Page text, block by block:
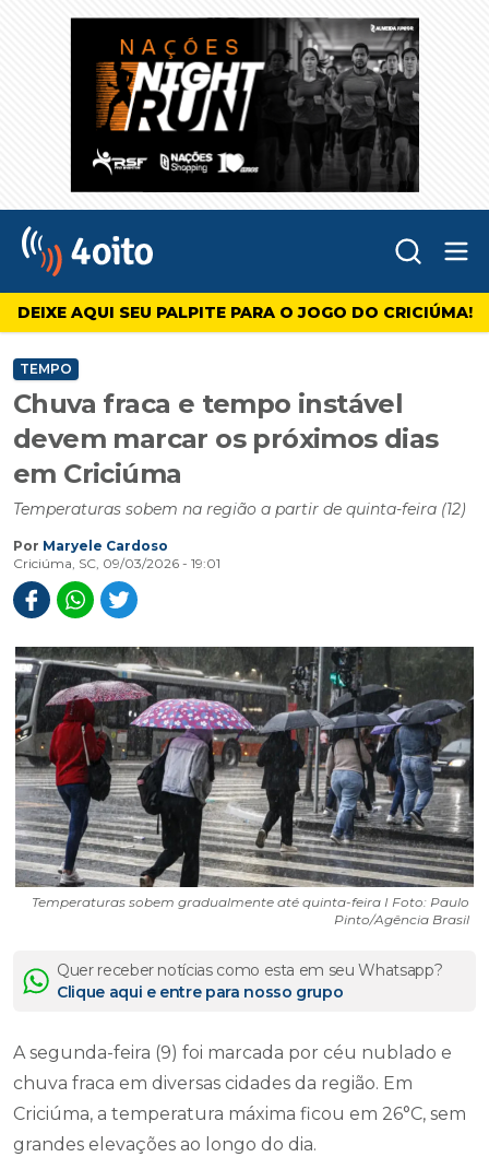
4oito
DEIXE AQUI SEU PALPITE PARA O JOGO DO CRICIÚMA!
TEMPO
Chuva fraca e tempo instável
devem marcar os próximos dias
em Criciúma
Temperaturas sobem na região a partir de quinta-feira (12)
Por Maryele Cardoso
Criciúma, SC, 09/03/2026 - 19:01
Temperaturas sobem gradualmente até quinta-feira I Foto: Paulo
Pinto/Agência Brasil
Quer receber notícias como esta em seu Whatsapp?
Clique aqui e entre para nosso grupo
A segunda-feira (9) foi marcada por céu nublado e
chuva fraca em diversas cidades da região. Em
Criciúma, a temperatura máxima ficou em 26°C, sem
grandes elevações ao longo do dia.